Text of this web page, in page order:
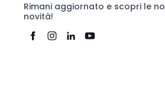
Rimani aggiornato e scopri le
novità!